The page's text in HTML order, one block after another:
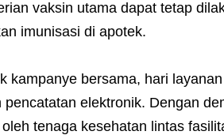
vaksin utama dapat tetap
imunisasi di apotek.
kampanye bersama, hari
elektronik. Dengan
tenaga kesehatan lintas